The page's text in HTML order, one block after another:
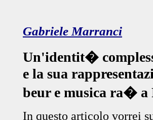
Gabriele Marranci
Un'identit�
e la sua
beur e musica ra� a
In questo articolo vorrei